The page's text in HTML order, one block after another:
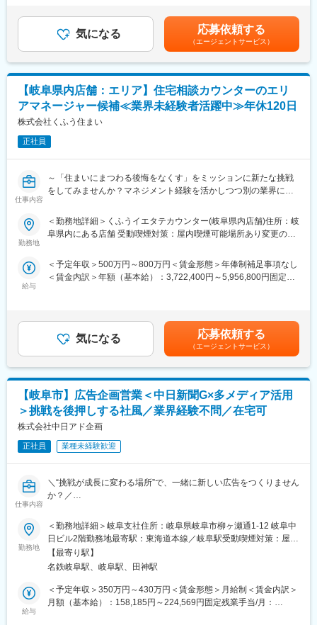
面談について、直属の上司と話し合う場を設けることとしてお
り、個人にあったジョブローテーションを行っております。
同じ仕事を生涯やり続けるというよりは、当社のミッションと本
人の希望とを話し合った上で様々なフィールドでチャレンジして
いくことが多いイメージです。
■当社の特徴：
CCNは地域の情報通信事業の一翼を担い、岐阜市を中心にテレ
ビ・インターネット・電話の3つのサービスを提供する「放送と通
信を兼ね備えた総合インフラ企業」です。岐阜を盛り上げ、放送
経験やスキルに応じて、より良い提案や改善にもチャレンジでき
る環境です。
・クライアントの要望をヒアリングし、適切なWeb施策を提案し
ます。
・既存の枠にとらわれず、より良いサイト制作を考えます。
2）Webサイトの企画・ディレクション
・制作進行管理（タスク管理、スケジュール調整、リソース配
分）
・チーム間の円滑な連携を図り、プロジェクトを成功に導きま
す。
3）プロジェクトの進行管理 ・予算管理やリスクヘッジ
・プロジェクトの管理やリスクヘッジを行い、利益最大化を目指
・必要に応じてチーム内で意見交換し、最適なアウトプットを目
指します。
・PDCAサイクルを回し、より良いサイトへと改善
・クライアントと長期的な関係を築き、運用支援を行います。
を採用しています。頑張りや成果がきちんと評価される環境で
す。
当社は、大手ホテルチェーンや有名観光施設の大型案件を多く手
がけており、宿泊業界や観光業の課題に対して、グループ一丸と
なってシステムソリューションを提供しています。自社でシステ
ムを内製し、業界の発展を支えることができるため、他の企業で
は得られない充実感と達成感が得られます。
変更の範囲：会社の定める業務
給：実績・評価により年1回（10月）■賞与：年2回（6月または7
月、12月）賃金はあくまでも目安の金額であり、選考を通じて上
下する可能性があります。月給(月額)は固定手当を含めた表記で
す。
気になる 応募依頼する
（エージェントサービス）
【岐阜県内店舗：エリア】住宅相談カウンターのエリ
アマネージャー候補≪業界未経験者活躍中≫年休120日
株式会社くふう住まい
正社員
仕事内容
～「住まいにまつわる後悔をなくす」をミッションに新たな挑戦
をしてみませんか？マネジメント経験を活かしつつ別の業界に興
家づくりの総合相談窓口『くふうイエタテカウンター』のエリア
舗の立ち上げを経て、将来的にはエリアマネージャーを担ってい
ただく予定です。
・お客様のヒアリング
・住宅会社への紹介
・面談日時の設定
・相談後のお客様、住宅会社のフォロー(お電話、LINE@)
※入社後、約2-3ヶ月間は研修を行います。座学研修、先輩の商談
への同席、ロープレ、ロープレ試験、先輩に同席してもらいなが
らの商談を経て独り立ちとなります。
＜店長業務＞
・店舗運営
＜エリアマネージャー業務＞
・店長のマネジメント
・マーケティングチームと連携した集客施策の実行や運用推進な
ど
※普通免許必要
■過去入社事例
勤務地
＜勤務地詳細＞くふうイエタテカウンター(岐阜県内店舗)住所：岐
阜県内にある店舗 受動喫煙対策：屋内喫煙可能場所あり変更の範
給与
＜予定年収＞500万円～800万円＜賃金形態＞年俸制補足事項なし
＜賃金内訳＞年額（基本給）：3,722,400円～5,956,800円固定残
残業手当＞有＜給与補足＞※上記年収には、45時間分のみなし残
業代を含む※詳細は、経験・能力を考慮した上で決定■給与改定：
年2回（4月、10月）賃金はあくまでも目安の金額であり、選考を
通じて上下する可能性があります。月給(月額)は固定手当を含めた
表記です。
気になる 応募依頼する
（エージェントサービス）
【岐阜市】広告企画営業＜中日新聞G×多メディア活用
＞挑戦を後押しする社風／業界経験不問／在宅可
株式会社中日アド企画
正社員 業種未経験歓迎
仕事内容
＼“挑戦が成長に変わる場所”で、一緒に新しい広告をつくりません
か？／
＜ポジションの魅力＞
★グループ総合力×多メディアソリューション
中日ドラゴンズのブランド力とバンテリンドーム ナゴヤのリソー
ス、デジタルを駆使した独自メディアからインターネット・テレ
ビ・新聞・ラジオ・雑誌・イベントまでを自在に組み合わせて、
クライアントの課題を解決します。
「お客様にとってのベストは何か？」を常に考えて、ビジネス全
勤務地
＜勤務地詳細＞岐阜支社住所：岐阜県岐阜市柳ヶ瀬通1-12 岐阜中
日ビル2階勤務地最寄駅：東海道本線／岐阜駅受動喫煙対策：屋内
全面禁煙変更の範囲：会社の定める事業所
【最寄り駅】
名鉄岐阜駅、岐阜駅、田神駅
給与
＜予定年収＞350万円～430万円＜賃金形態＞月給制＜賃金内訳＞
月額（基本給）：158,185円～224,569円固定残業手当/月：